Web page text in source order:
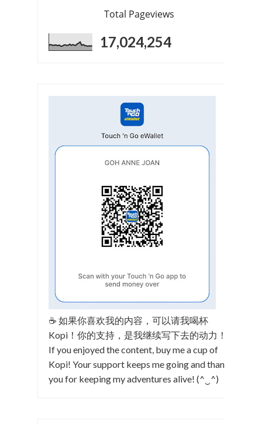
Total Pageviews
17,024,254
☕ 如果你喜欢我的内容，可以请我喝杯
Kopi！你的支持，是我继续写下去的动力！
If you enjoyed the content, buy me a cup of
Kopi! Your support keeps me going and thank
you for keeping my adventures alive! (^‿^)